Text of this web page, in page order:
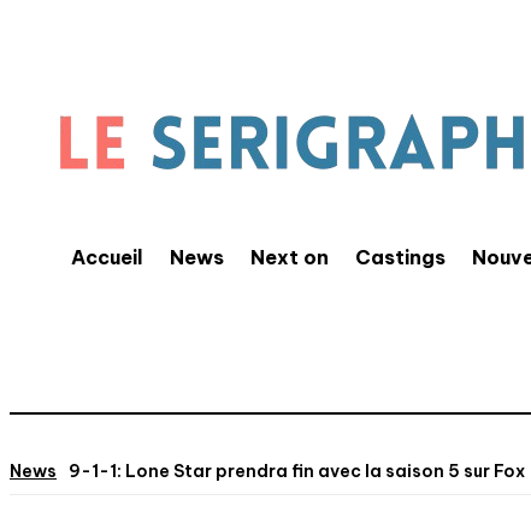
Accueil News Next on Castings
News 9-1-1: Lone Star prendra fin avec la saison 5 sur Fox